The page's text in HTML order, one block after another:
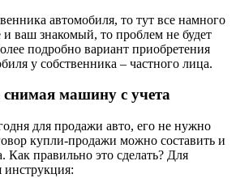
автомобиля, то тут все намного
ваш знакомый, то проблем не будет
подробно вариант приобретения
у собственника – частного лица.
машину с учета
для продажи авто, его не нужно
купли-продажи можно составить и
Как правильно это сделать? Для